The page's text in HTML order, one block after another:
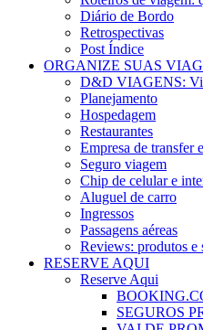
Diário de Bordo
Retrospectivas
Post Índice
ORGANIZE SUAS
D&D VIAGENS:
Planejamento
Hospedagem
Restaurantes
Empresa de transfer
Seguro viagem
Chip de celular e
Aluguel de carro
Ingressos
Passagens aéreas
Reviews: produtos e
RESERVE AQUI
Reserve Aqui
SEGUROS